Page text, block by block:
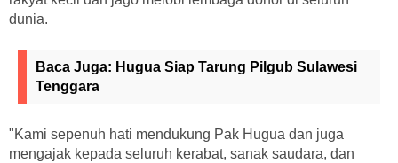
dunia.
Baca Juga: Hugua Siap Tarung Pilgub Sulawesi
Tenggara
"Kami sepenuh hati mendukung Pak Hugua dan juga
mengajak kepada seluruh kerabat, sanak saudara, dan